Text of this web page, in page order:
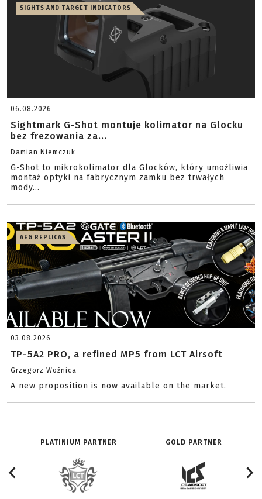
SIGHTS AND TARGET INDICATORS
06.08.2026
Sightmark G-Shot montuje kolimator na Glocku
bez frezowania za...
Damian Niemczuk
G-Shot to mikrokolimator dla Glocków, który umożliwia
montaż optyki na fabrycznym zamku bez trwałych
mody...
AEG REPLICAS
03.08.2026
TP-5A2 PRO, a refined MP5 from LCT Airsoft
Grzegorz Woźnica
A new proposition is now available on the market.
PLATINIUM PARTNER GOLD PARTNER